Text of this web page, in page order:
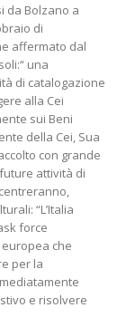
da Bolzano a
di
affermato dal
una
di catalogazione
alla Cei
sui Beni
della Cei, Sua
con grande
attività di
“L’Italia
force
che
per la
e risolvere